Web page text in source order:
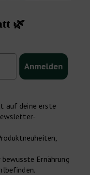
🌿
Anmelden
auf deine erste
Ernährung